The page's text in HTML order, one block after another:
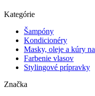
Kategórie
Šampóny
Kondicionéry
Masky, oleje a kúry
Farbenie vlasov
Stylingové prípravky
Značka